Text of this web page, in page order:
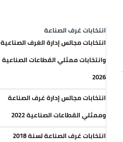
انتخابات غرف الصناعة
انتخابات مجالس إدارة الغرف الصناعية
وانتخابات ممثلي القطاعات الصناعية
2026
انتخابات مجالس إدارة غرف الصناعة
وممثلي القطاعات الصناعية 2022
انتخابات غرف الصناعة لسنة 2018